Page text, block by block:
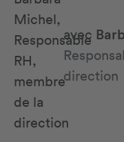
avec
direction